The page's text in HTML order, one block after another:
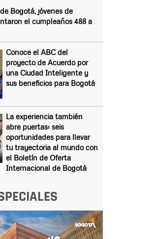
Bogotá, jóvenes de
el cumpleaños 488 a
Conoce el ABC del
proyecto de Acuerdo por
una Ciudad Inteligente y
sus beneficios para Bogotá
La experiencia también
abre puertas: seis
oportunidades para llevar
tu trayectoria al mundo con
el Boletín de Oferta
Internacional de Bogotá